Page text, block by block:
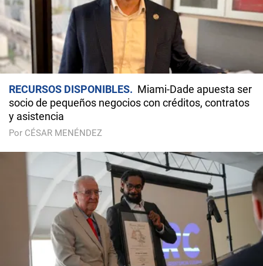
RECURSOS DISPONIBLES
Miami-Dade apuesta ser
socio de pequeños negocios con créditos, contratos
y asistencia
Por CÉSAR MENÉNDEZ